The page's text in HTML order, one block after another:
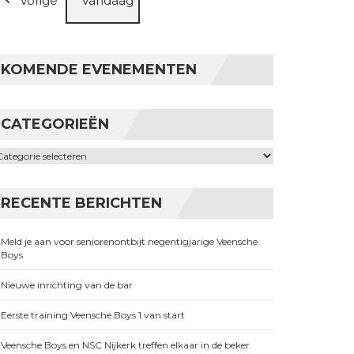
KOMENDE EVENEMENTEN
CATEGORIEËN
RECENTE BERICHTEN
Meld je aan voor seniorenontbijt negentigjarige Veensche
Boys
Nieuwe inrichting van de bar
Eerste training Veensche Boys 1 van start
Veensche Boys en NSC Nijkerk treffen elkaar in de beker